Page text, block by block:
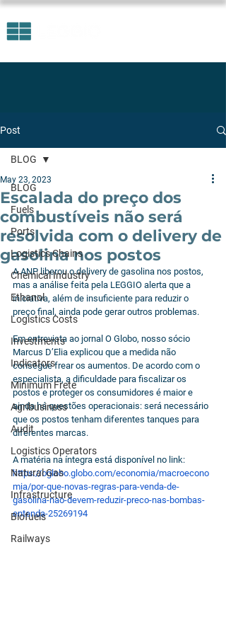
Post
BLOG
Fuels
Ports
Logistics Chains
Chemical Industry
Ethanol
Logistics Costs
Investments
Indicators
Minimum Frete
Agribusiness
Audit
Logistics Operators
Natural Gas
Infrastructure
Biofuels
Railways
BLOG
Escalada do preço dos
combustíveis não será
resolvida com o delivery de
gasolina nos postos
May 23, 2023
A ANP liberou o delivery de gasolina nos postos,
mas a análise feita pela LEGGIO alerta que a
iniciativa, além de insuficiente para reduzir o
preço final, ainda pode gerar outros problemas.
Em entrevista ao jornal O Globo, nosso sócio
Marcus D’Elia explicou que a medida não
consegue frear os aumentos. De acordo com o
especialista, a dificuldade para fiscalizar os
postos e proteger os consumidores é maior e
ainda há questões operacionais: será necessário
que os postos tenham diferentes tanques para
diferentes marcas.
A matéria na íntegra está disponível no link:
https://oglobo.globo.com/economia/macroecono
mia/por-que-novas-regras-para-venda-de-
gasolina-nao-devem-reduzir-preco-nas-bombas-
entenda-25269194